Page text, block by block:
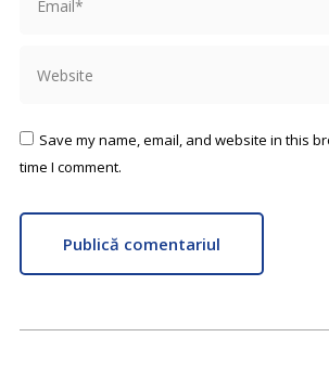
Save my name, email, and website in this
time I comment.
Publică comentariul